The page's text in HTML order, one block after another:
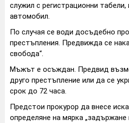
служил с регистрационни
автомобил.
По случая се води досъдебно
престъпления. Предвижда се
свобода“.
Мъжът е осъждан. Предвид
друго престъпление или да се
срок до 72 часа.
Предстои прокурор да внесе
определяне на мярка